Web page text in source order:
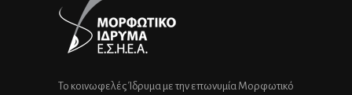
Το κοινωφελές Ίδρυμα με την επωνυμία Μορφωτικό